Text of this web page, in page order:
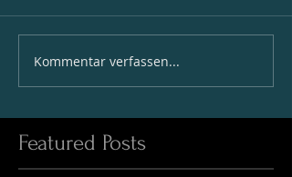
Kommentar verfassen...
Featured Posts